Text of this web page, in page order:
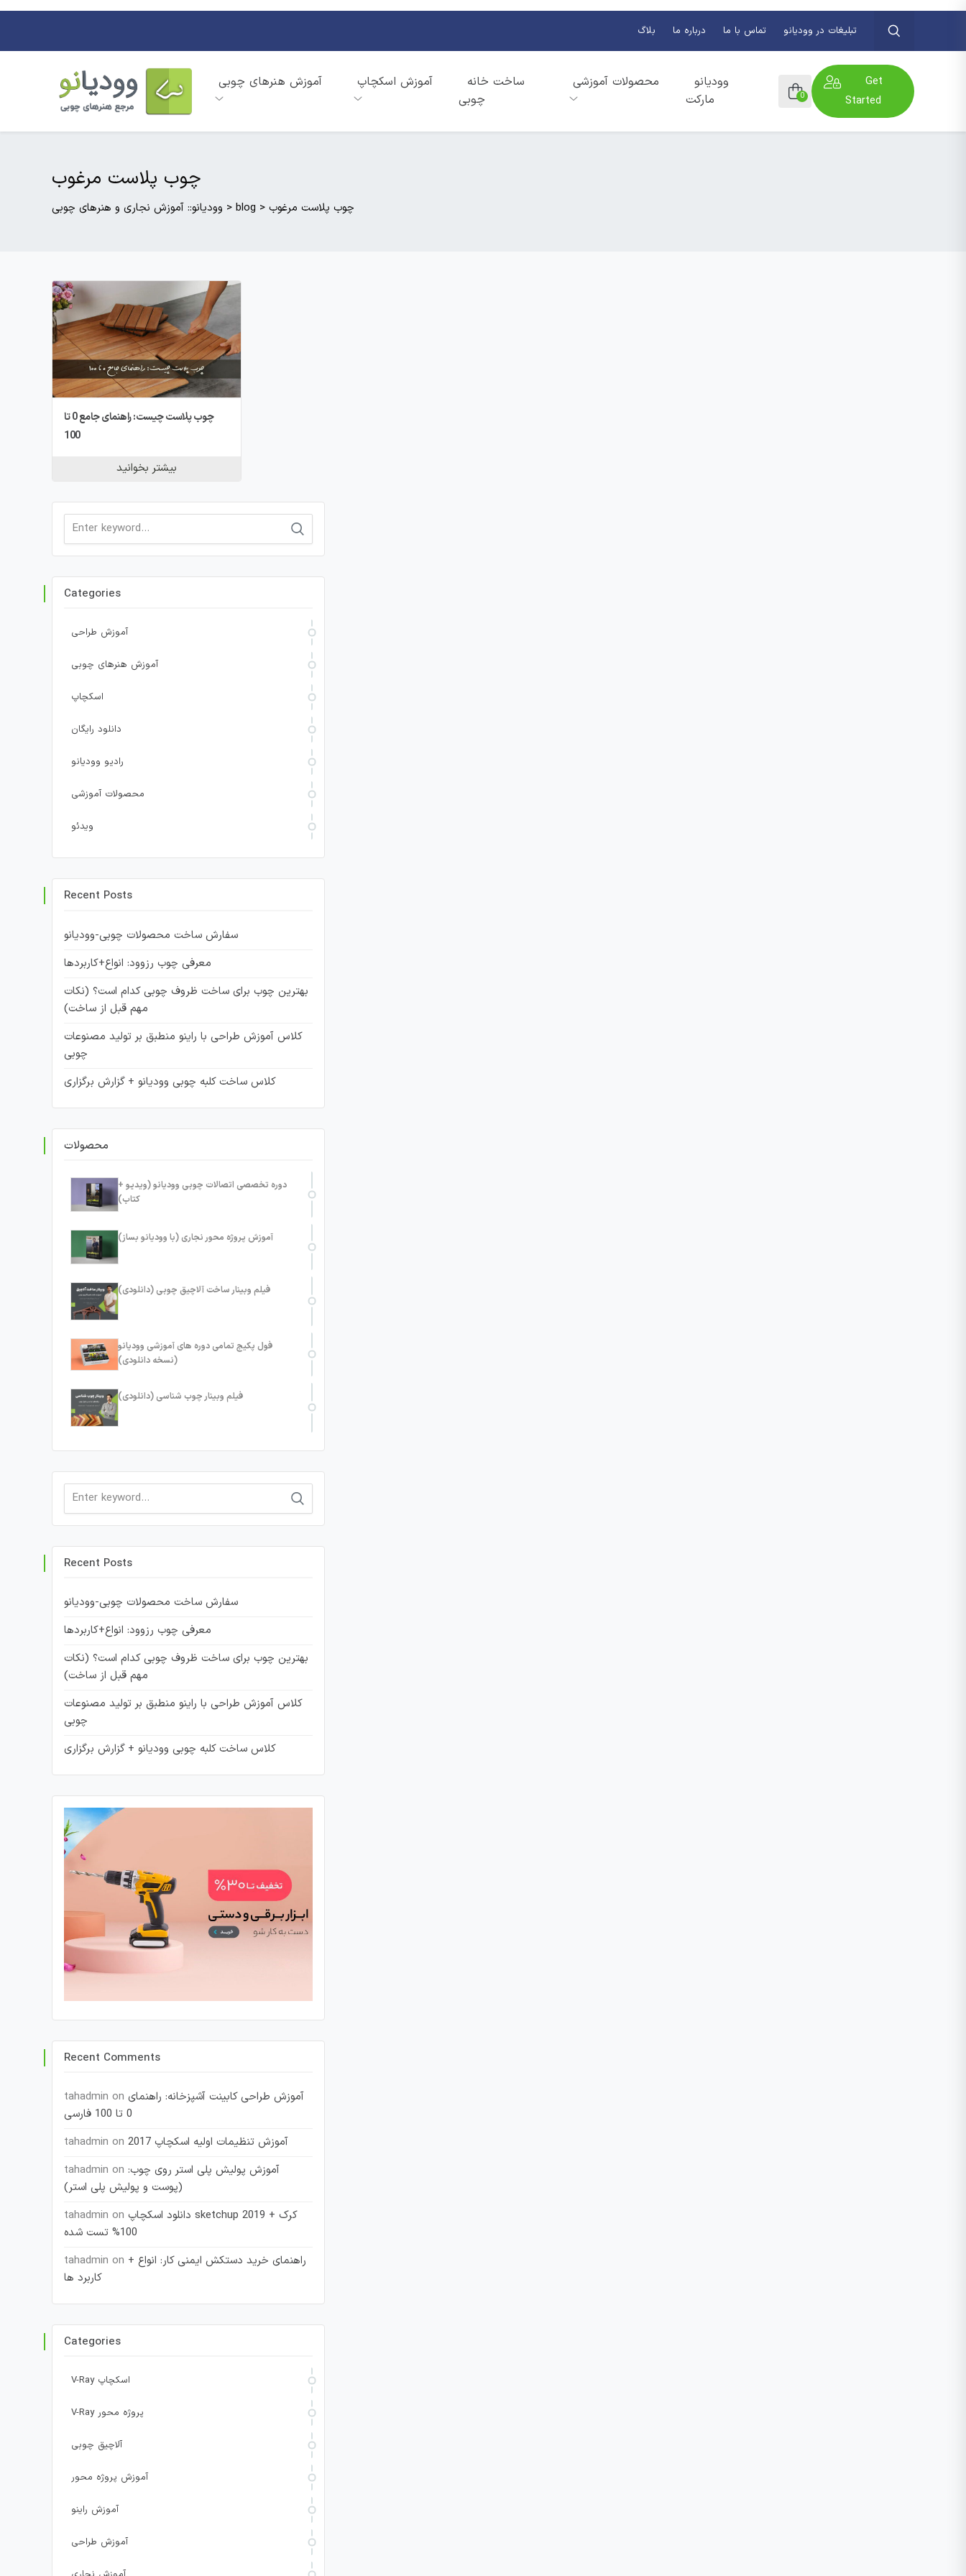
بلاگ درباره ما تماس با ما تبلیغات در وودیانو
آموزش هنرهای چوبی آموزش اسکچاپ
ساخت خانه
چوبی
محصولات آموزشی
وودیانو
مارکت
0
Get
Started
چوب پلاست مرغوب
وودیانو:: آموزش نجاری و هنرهای چوبی > blog > چوب پلاست مرغوب
چوب پلاست چیست: راهنمای جامع 0 تا
100
بیشتر بخوانید
Search
Categories
آموزش طراحی
آموزش هنرهای چوبی
اسکچاپ
دانلود رایگان
رادیو وودیانو
محصولات آموزشی
ویدئو
Recent Posts
سفارش ساخت محصولات چوبی-وودیانو
معرفی چوب رزوود: انواع+کاربردها
بهترین چوب برای ساخت ظروف چوبی کدام است؟ (نکات
مهم قبل از ساخت)
کلاس آموزش طراحی با راینو منطبق بر تولید مصنوعات
چوبی
کلاس ساخت کلبه چوبی وودیانو + گزارش برگزاری
محصولات
دوره تخصصی اتصالات چوبی وودیانو (ویدیو +
کتاب)
آموزش پروژه محور نجاری (با وودیانو بساز)
فیلم وبینار ساخت آلاچیق چوبی (دانلودی)
فول پکیج تمامی دوره های آموزشی وودیانو
(نسخه دانلودی)
فیلم وبینار چوب شناسی (دانلودی)
Search
Recent Posts
سفارش ساخت محصولات چوبی-وودیانو
معرفی چوب رزوود: انواع+کاربردها
بهترین چوب برای ساخت ظروف چوبی کدام است؟ (نکات
مهم قبل از ساخت)
کلاس آموزش طراحی با راینو منطبق بر تولید مصنوعات
چوبی
کلاس ساخت کلبه چوبی وودیانو + گزارش برگزاری
Recent Comments
tahadmin on آموزش طراحی کابینت آشپزخانه: راهنمای
0 تا 100 فارسی
tahadmin on
آموزش تنظیمات اولیه اسکچاپ 2017
tahadmin on آموزش پولیش پلی استر روی چوب:
(پوست و پولیش پلی استر)
tahadmin on دانلود اسکچاپ sketchup 2019 + کرک
100% تست شده
tahadmin on راهنمای خرید دستکش ایمنی کار: انواع +
کاربرد ها
Categories
V-Ray اسکچاپ
V-Ray پروژه محور
آلاچیق چوبی
آموزش پروژه محور
آموزش راینو
آموزش طراحی